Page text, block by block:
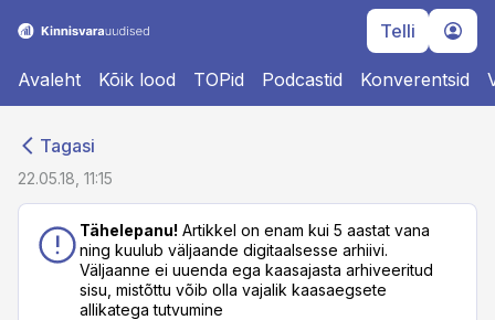
Telli
Avaleht Kõik lood TOPid Podcastid Konverentsid
Tagasi
22.05.18, 11:15
Tähelepanu! Artikkel on enam kui 5 aastat vana
ning kuulub väljaande digitaalsesse arhiivi.
Väljaanne ei uuenda ega kaasajasta arhiveeritud
sisu, mistõttu võib olla vajalik kaasaegsete
allikatega tutvumine